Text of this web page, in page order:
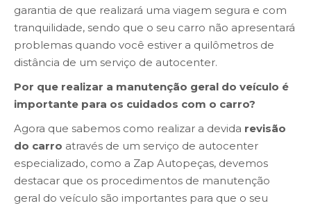
garantia de que realizará uma viagem segura e com
tranquilidade, sendo que o seu carro não apresentará
problemas quando você estiver a quilômetros de
distância de um serviço de autocenter.
Por que realizar a manutenção geral do veículo é
importante para os cuidados com o carro?
Agora que sabemos como realizar a devida revisão
do carro através de um serviço de autocenter
especializado, como a Zap Autopeças, devemos
destacar que os procedimentos de manutenção
geral do veículo são importantes para que o seu